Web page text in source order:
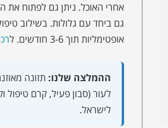
גם ביחד עם גלולות. בשילוב
אופטימליות תוך 3-6 חודשים. ל
ההמלצה שלנו: תזונה
לעור (סבון פעיל, קרם
לישראל.